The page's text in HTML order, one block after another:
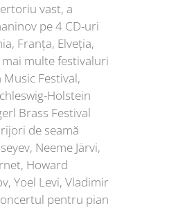
vast, a
pe 4 CD-uri
Franța, Elveția,
mai multe festivaluri
Festival,
Holstein
Brass Festival
de seamă
Neeme Järvi,
Howard
Yoel Levi, Vladimir
pentru pian